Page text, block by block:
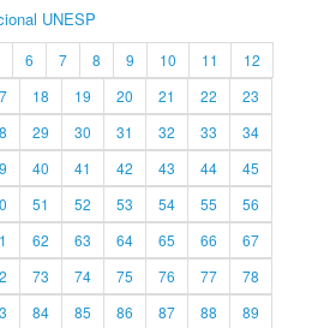
UNESP
6 7 8 9 10 11
12
18 19 20 21 22
23
29 30 31 32 33
34
40 41 42 43 44
45
51 52 53 54 55
56
62 63 64 65 66
67
73 74 75 76 77
78
84 85 86 87 88
89